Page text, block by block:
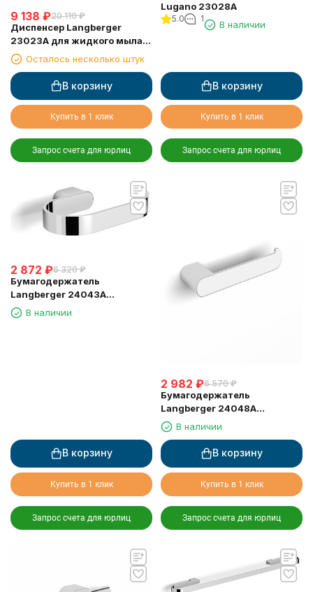
9 138 ₽20 110 ₽
Диспенсер Langberger
23023A для жидкого мыла
стеклянный настольный
круглый
Осталось несколько штук
В корзину
Купить в 1 клик
Запрос счета для юрлиц
Lugano 23028A
5.0 1
В наличии
В корзину
Купить в 1 клик
Запрос счета для юрлиц
2 872 ₽6 320 ₽
Бумагодержатель
Langberger 24043A
туалетной бумаги без
крышки квадратный
В наличии
В корзину
Купить в 1 клик
Запрос счета для юрлиц
2 982 ₽6 570 ₽
Бумагодержатель
Langberger 24048A
туалетной бумаги без
крышки квадратный
В наличии
В корзину
Купить в 1 клик
Запрос счета для юрлиц